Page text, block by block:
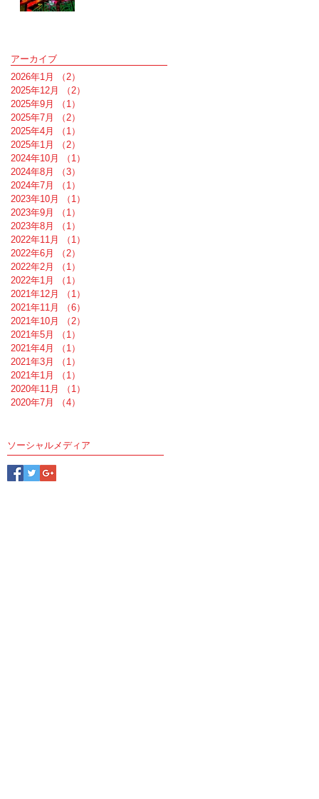
アーカイブ
2026年1月 （2）
2025年12月
（2）
2025年9月
（1）
2025年7月
（2）
2025年4月
（1）
2025年1月
（2）
2024年10月
（1）
2024年8月
（3）
2024年7月
（1）
2023年10月
（1）
2023年9月
（1）
2023年8月
（1）
2022年11月
（1）
2022年6月
（2）
2022年2月
（1）
2022年1月
（1）
2021年12月
（1）
2021年11月
（6）
2021年10月
（2）
2021年5月
（1）
2021年4月
（1）
2021年3月
（1）
2021年1月
（1）
2020年11月
（1）
2020年7月
（4）
ソーシャルメディア